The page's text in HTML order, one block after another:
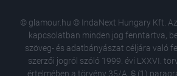
© glamour.hu © IndaNext Hungary Kft.
kapcsolatban minden jog fenntartva,
szöveg- és adatbányászat céljára való
szerzői jogról szóló 1999. évi LXXVI.
értelmében a törvény 35/A. § (1)